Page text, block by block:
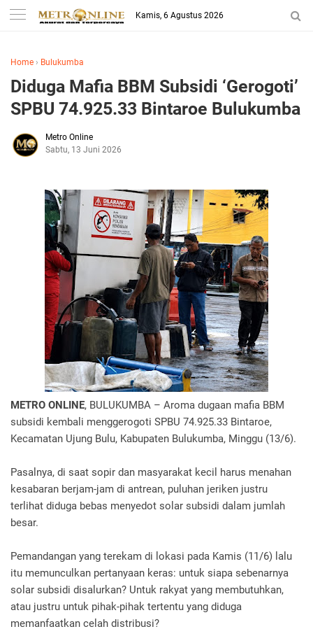
Kamis, 6 Agustus 2026
Home › Bulukumba
Diduga Mafia BBM Subsidi ‘Gerogoti’
SPBU 74.925.33 Bintaroe Bulukumba
Metro Online
Sabtu, 13 Juni 2026
METRO ONLINE, BULUKUMBA – Aroma dugaan mafia BBM
subsidi kembali menggerogoti SPBU 74.925.33 Bintaroe,
Kecamatan Ujung Bulu, Kabupaten Bulukumba, Minggu (13/6).
Pasalnya, di saat sopir dan masyarakat kecil harus menahan
kesabaran berjam-jam di antrean, puluhan jeriken justru
terlihat diduga bebas menyedot solar subsidi dalam jumlah
besar.
Pemandangan yang terekam di lokasi pada Kamis (11/6) lalu
itu memunculkan pertanyaan keras: untuk siapa sebenarnya
solar subsidi disalurkan? Untuk rakyat yang membutuhkan,
atau justru untuk pihak-pihak tertentu yang diduga
memanfaatkan celah distribusi?